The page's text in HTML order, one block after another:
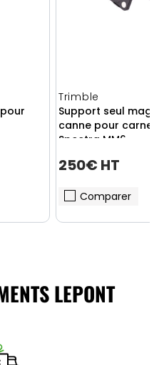
Trimble
Support seul
canne pour carnet
Spectra MM6
250€ HT
Comparer
LEPONT